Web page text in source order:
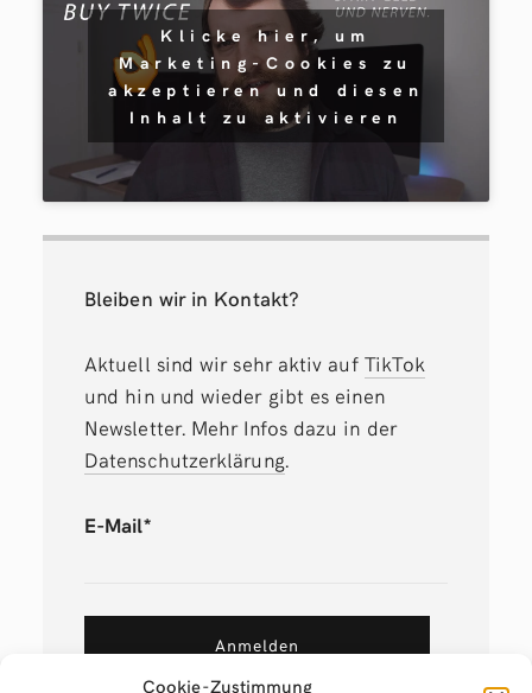
Cookie-Zustimmung
Klicke hier, um
Marketing-Cookies zu
akzeptieren und diesen
Inhalt zu aktivieren
Bleiben wir in Kontakt?
Aktuell sind wir sehr aktiv auf TikTok
und hin und wieder gibt es einen
Newsletter. Mehr Infos dazu in der
Datenschutzerklärung.
E-Mail*
Anmelden